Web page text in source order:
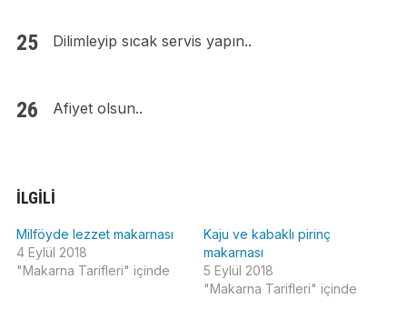
Dilimleyip sıcak servis yapın..
Afiyet olsun..
İLGILI
Milföyde lezzet makarnası
4 Eylül 2018
"Makarna Tarifleri" içinde
Kaju ve kabaklı pirinç
makarnası
5 Eylül 2018
"Makarna Tarifleri" içinde